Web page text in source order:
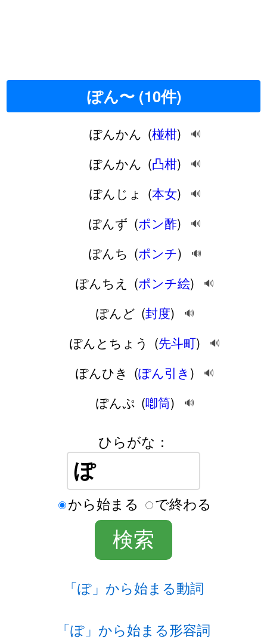
ぽん〜 (10件)
ぽんかん (椪柑) 🔊
ぽんかん (凸柑) 🔊
ぽんじょ (本女) 🔊
ぽんず (ポン酢) 🔊
ぽんち (ポンチ) 🔊
ぽんちえ (ポンチ絵) 🔊
ぽんど (封度) 🔊
ぽんとちょう (先斗町) 🔊
ぽんひき (ぽん引き ) 🔊
ぽんぷ (喞筒) 🔊
ひらがな：
から始まる で終わる
「ぽ」から始まる動詞
「ぽ」から始まる形容詞